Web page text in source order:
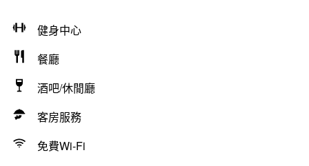
健身中心
餐廳
酒吧/休閒廳
客房服務
免費Wi-Fi